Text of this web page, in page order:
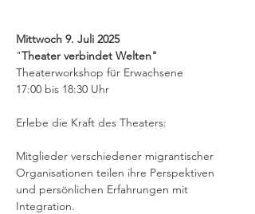
Mittwoch 9. Juli 2025
"Theater verbindet Welten"
Theaterworkshop für Erwachsene
17:00 bis 18:30 Uhr
Erlebe die Kraft des Theaters:
Mitglieder verschiedener migrantischer
Organisationen teilen ihre Perspektiven
und persönlichen Erfahrungen mit
Integration.